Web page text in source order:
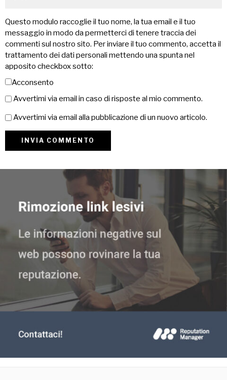
Questo modulo raccoglie il tuo nome, la tua email e il tuo
messaggio in modo da permetterci di tenere traccia dei
commenti sul nostro sito. Per inviare il tuo commento, accetta il
trattamento dei dati personali mettendo una spunta nel
apposito checkbox sotto:
Acconsento
Avvertimi via email in caso di risposte al mio commento.
Avvertimi via email alla pubblicazione di un nuovo articolo.